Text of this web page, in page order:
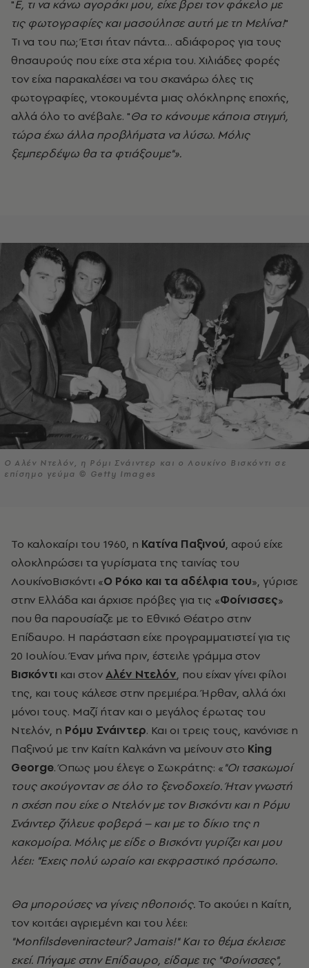
"Ε, τι να κάνω αγοράκι μου, είχε βρει τον φάκελο με
τις φωτογραφίες και μασούλησε αυτή με τη Μελίνα!"
Τι να του πω; Έτσι ήταν πάντα… αδιάφορος για τους
θησαυρούς που είχε στα χέρια του. Χιλιάδες φορές
τον είχα παρακαλέσει να του σκανάρω όλες τις
φωτογραφίες, ντοκουμέντα μιας ολόκληρης εποχής,
αλλά όλο το ανέβαλε. "Θα το κάνουμε κάποια στιγμή,
τώρα έχω άλλα προβλήματα να λύσω. Μόλις
ξεμπερδέψω θα τα φτιάξουμε"».
Ο Aλέν Ντελόν, η Ρόμι Σνάιντερ και ο Λουκίνο Βισκόντι σε
επίσημο γεύμα © Getty Images
Το καλοκαίρι του 1960, η Κατίνα Παξινού, αφού είχε
ολοκληρώσει τα γυρίσματα της ταινίας του
ΛουκίνοΒισκόντι «Ο Ρόκο και τα αδέλφια του», γύρισε
στην Ελλάδα και άρχισε πρόβες για τις «Φοίνισσες»
που θα παρουσίαζε με το Εθνικό Θέατρο στην
Επίδαυρο. Η παράσταση είχε προγραμματιστεί για τις
20 Ιουλίου. Έναν μήνα πριν, έστειλε γράμμα στον
Βισκόντι και στονΑλέν Ντελόν, που είχαν γίνει φίλοι
της, και τους κάλεσε στην πρεμιέρα. Ήρθαν, αλλά όχι
μόνοι τους. Μαζί ήταν και ο μεγάλος έρωτας του
Ντελόν, η Ρόμυ Σνάιντερ. Και οι τρεις τους, κανόνισε η
Παξινού με την Καίτη Καλκάνη να μείνουν στο King
George. Όπως μου έλεγε ο Σωκράτης: «"Οι τσακωμοί
τους ακούγονταν σε όλο το ξενοδοχείο. Ήταν γνωστή
η σχέση που είχε ο Ντελόν με τον Βισκόντι και η Ρόμυ
Σνάιντερ ζήλευε φοβερά – και με το δίκιο της η
κακομοίρα. Μόλις με είδε ο Βισκόντι γυρίζει και μου
λέει: "Έχεις πολύ ωραίο και εκφραστικό πρόσωπο.
Θα μπορούσες να γίνεις ηθοποιός. Το ακούει η Καίτη,
τον κοιτάει αγριεμένη και του λέει:
"Monfilsdeveniracteur?Jamais!"Kαι το θέμα έκλεισε
εκεί. Πήγαμε στην Επίδαυρο, είδαμε τις "Φοίνισσες",